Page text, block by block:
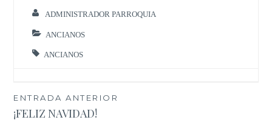
ADMINISTRADOR PARROQUIA
ANCIANOS
ANCIANOS
Navegación
ENTRADA ANTERIOR
¡FELIZ NAVIDAD!